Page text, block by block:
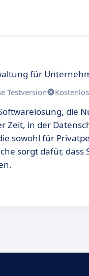
für
Testversion
Zeit, in der
sowohl für
sorgt dafür,